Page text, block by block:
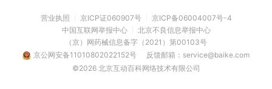
营业执照 京ICP证060907号
京ICP备06004007号-4
中国互联网举报中心
北京不良信息举报中心
（京）网药械信息备字（2021）第00103号
京公网安备11010802022152号
反馈邮箱：service@baike.com
©2026 北京互动百科网络技术有限公司